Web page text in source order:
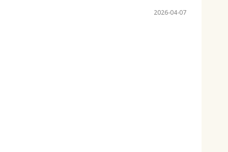
2026-04-07